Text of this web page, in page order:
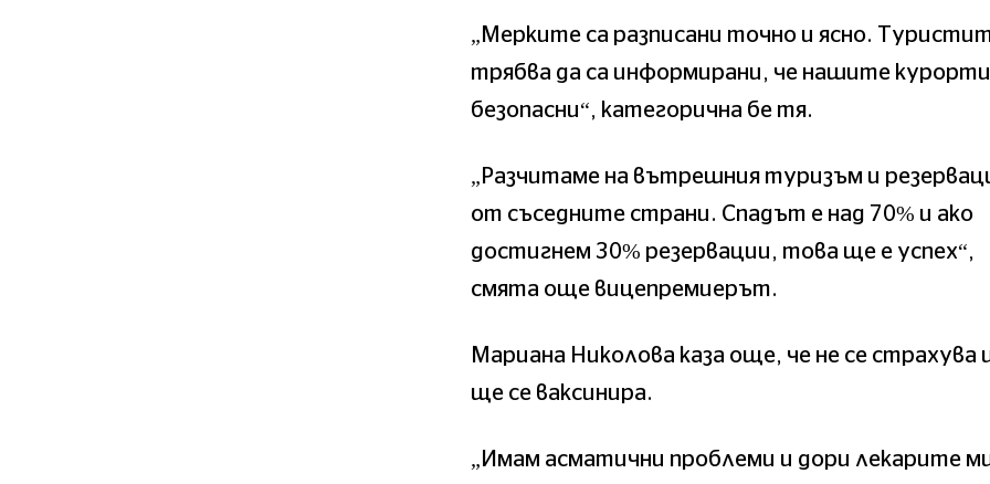
„Мерките са разписани точно и ясно.
трябва да са информирани, че нашите курорти
безопасни“, категорична бе тя.
„Разчитаме на вътрешния туризъм и
от съседните страни. Спадът е над 70% и ако
достигнем 30% резервации, това ще е успех“,
смята още вицепремиерът.
Мариана Николова каза още, че не се страхува
ще се ваксинира.
„Имам асматични проблеми и дори лекарите